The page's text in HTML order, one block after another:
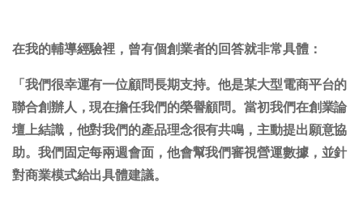
在我的輔導經驗裡，曾有個創業者的回答就非常具體：
「我們很幸運有一位顧問長期支持。他是某大型電商平台的
聯合創辦人，現在擔任我們的榮譽顧問。當初我們在創業論
壇上結識，他對我們的產品理念很有共鳴，主動提出願意協
助。我們固定每兩週會面，他會幫我們審視營運數據，並針
對商業模式給出具體建議。